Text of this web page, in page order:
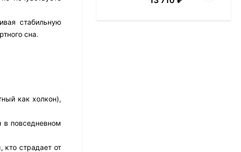
стабильную
сна.
как холкон),
в повседневном
страдает от